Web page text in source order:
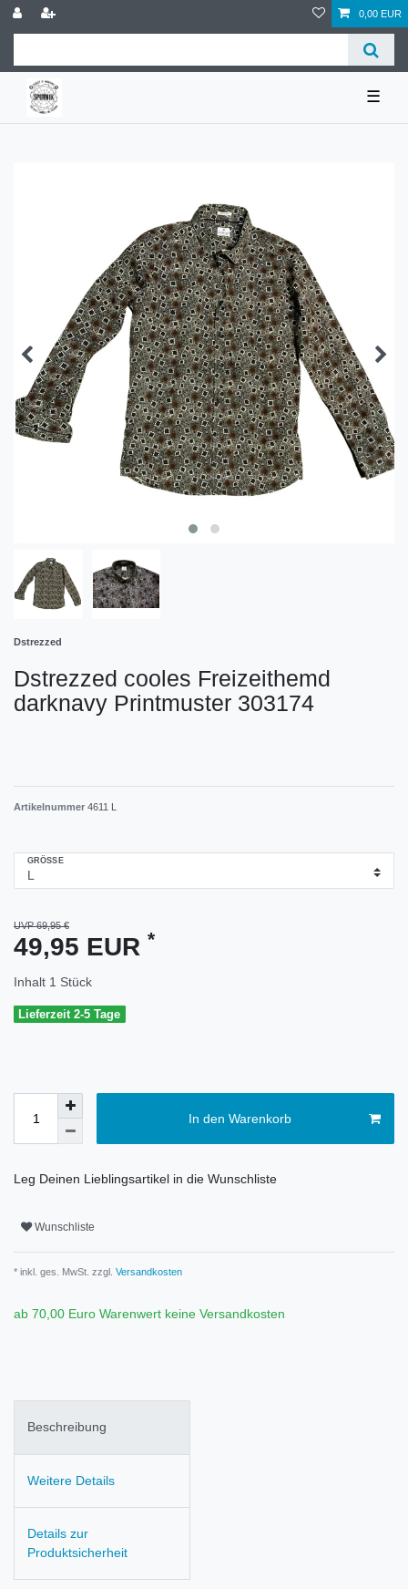
0,00 EUR
☰
Dstrezzed
Dstrezzed cooles Freizeithemd
darknavy Printmuster 303174
Artikelnummer 4611 L
GRÖSSE
UVP 69,95 €
49,95 EUR *
Inhalt 1 Stück
Lieferzeit 2-5 Tage
In den Warenkorb
Leg Deinen Lieblingsartikel in die Wunschliste
Wunschliste
* inkl. ges. MwSt. zzgl. Versandkosten
ab 70,00 Euro Warenwert keine Versandkosten
Beschreibung
Weitere Details
Details zur
Produktsicherheit